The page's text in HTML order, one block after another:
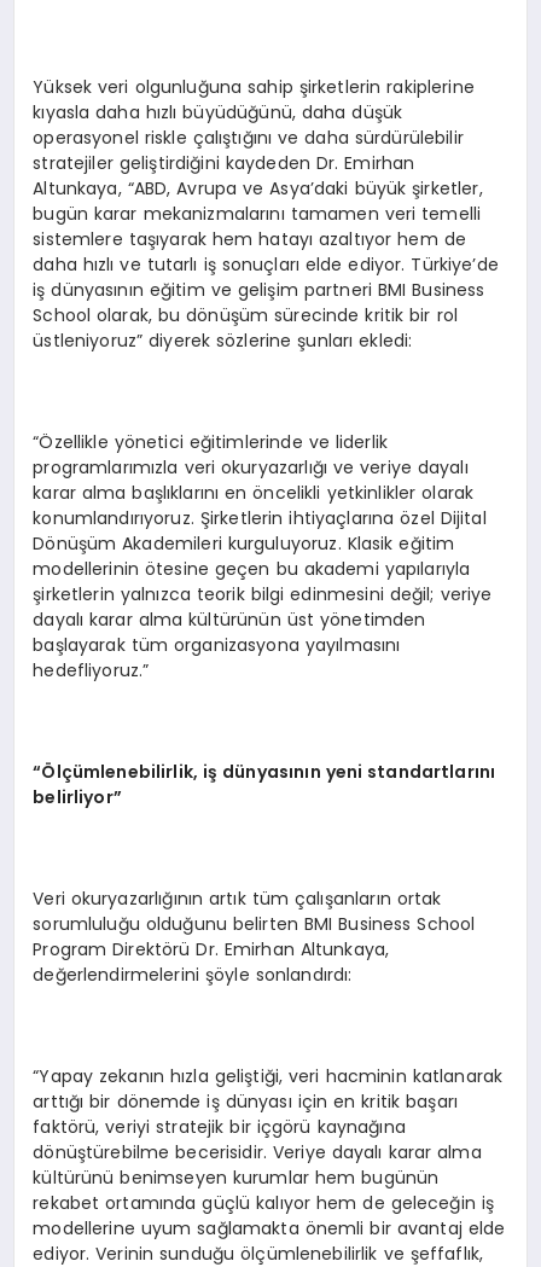
Yüksek veri olgunluğuna sahip şirketlerin rakiplerine
kıyasla daha hızlı büyüdüğünü, daha düşük
operasyonel riskle çalıştığını ve daha sürdürülebilir
stratejiler geliştirdiğini kaydeden Dr. Emirhan
Altunkaya, “ABD, Avrupa ve Asya’daki büyük şirketler,
bugün karar mekanizmalarını tamamen veri temelli
sistemlere taşıyarak hem hatayı azaltıyor hem de
daha hızlı ve tutarlı iş sonuçları elde ediyor. Türkiye’de
iş dünyasının eğitim ve gelişim partneri BMI Business
School olarak, bu dönüşüm sürecinde kritik bir rol
üstleniyoruz” diyerek sözlerine şunları ekledi:
“Özellikle yönetici eğitimlerinde ve liderlik
programlarımızla veri okuryazarlığı ve veriye dayalı
karar alma başlıklarını en öncelikli yetkinlikler olarak
konumlandırıyoruz. Şirketlerin ihtiyaçlarına özel Dijital
Dönüşüm Akademileri kurguluyoruz. Klasik eğitim
modellerinin ötesine geçen bu akademi yapılarıyla
şirketlerin yalnızca teorik bilgi edinmesini değil; veriye
dayalı karar alma kültürünün üst yönetimden
başlayarak tüm organizasyona yayılmasını
hedefliyoruz.”
“Ölçümlenebilirlik, iş dünyasının yeni standartlarını
belirliyor”
Veri okuryazarlığının artık tüm çalışanların ortak
sorumluluğu olduğunu belirten BMI Business School
Program Direktörü Dr. Emirhan Altunkaya,
değerlendirmelerini şöyle sonlandırdı:
“Yapay zekanın hızla geliştiği, veri hacminin katlanarak
arttığı bir dönemde iş dünyası için en kritik başarı
faktörü, veriyi stratejik bir içgörü kaynağına
dönüştürebilme becerisidir. Veriye dayalı karar alma
kültürünü benimseyen kurumlar hem bugünün
rekabet ortamında güçlü kalıyor hem de geleceğin iş
modellerine uyum sağlamakta önemli bir avantaj elde
ediyor. Verinin sunduğu ölçümlenebilirlik ve şeffaflık,